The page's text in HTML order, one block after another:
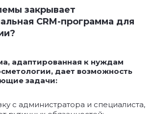
закрывает
CRM-программа для
адаптированная к нуждам
дает возможность
задачи:
с администратора и специалиста,